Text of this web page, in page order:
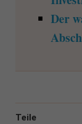
Der
Teile